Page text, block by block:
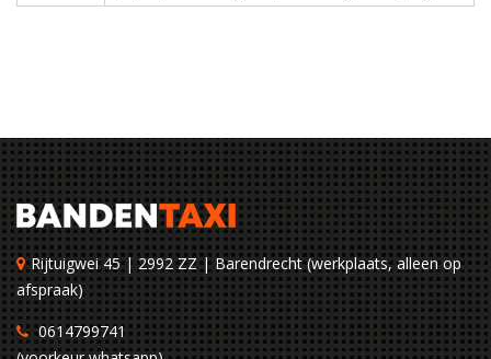
Rijtuigwei 45 | 2992 ZZ | Barendrecht (werkplaats, alleen op
afspraak)
0614799741